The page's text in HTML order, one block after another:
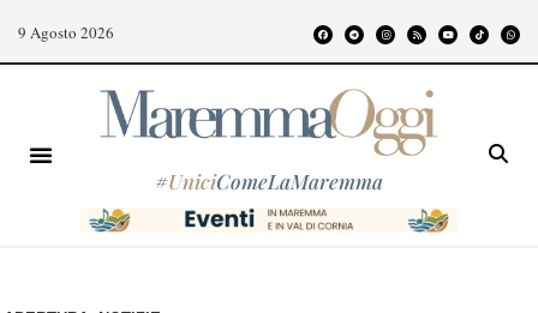
9 Agosto 2026
#UniciComeLaMaremma